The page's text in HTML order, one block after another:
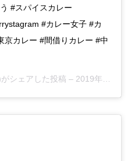
#スパイスカレー
#カレー女子 #カ
京カレー #間借りカレー #中
シェアした投稿 – 2019年10月月18日午後7時21分PDT